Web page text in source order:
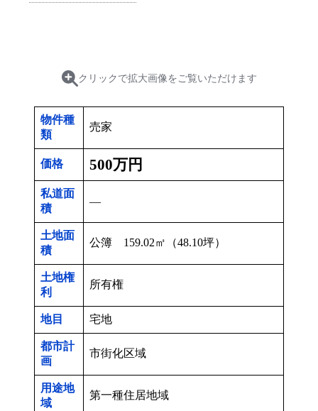
クリックで拡大画像をご覧いただけます
物件種
類
売家
価格 500万円
私道面
積
―
土地面
積
公簿 159.02㎡（48.10坪）
土地権
利
所有権
地目 宅地
都市計
画
市街化区域
用途地
域
第一種住居地域